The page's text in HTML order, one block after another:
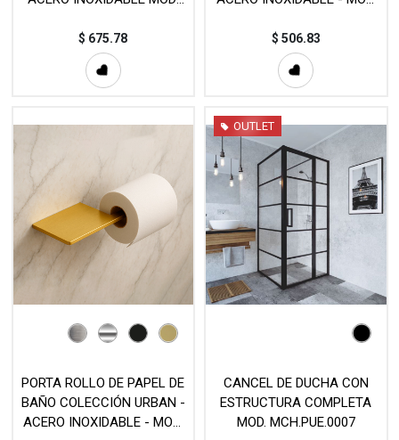
$ 675.78 $ 506.83
PORTA ROLLO DE PAPEL DE
BAÑO COLECCIÓN URBAN -
ACERO INOXIDABLE - MOD.
OUTLET
CANCEL DE DUCHA CON
ESTRUCTURA COMPLETA
MOD. MCH.PUE.0007